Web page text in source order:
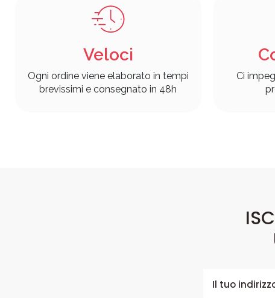
Veloci
Ogni ordine viene elaborato in tempi
brevissimi e consegnato in 48h
Ci